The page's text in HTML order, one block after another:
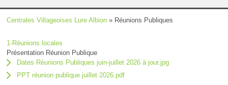
d'Ariane
Centrales Villageoises Lure Albion Réunions Publiques
1-Réunions locales
Présentation Réunion Publique
Dates Réunions Publiques juin-juillet 2026 à jour.jpg
PPT réunion publique juillet 2026.pdf